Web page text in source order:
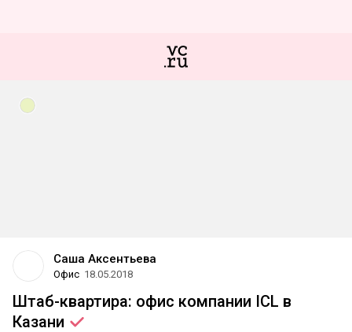
Саша Аксентьева
Офис 18.05.2018
Штаб-квартира: офис компании ICL в
Казани